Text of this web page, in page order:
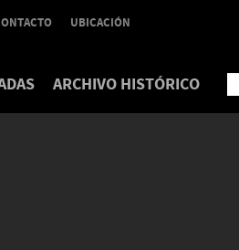
UBICACIÓN
ARCHIVO HISTÓRICO